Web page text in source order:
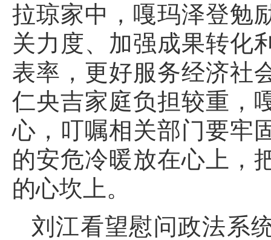
拉琼家中，嘎玛泽登勉
关力度、加强成果转化
表率，更好服务经济社
仁央吉家庭负担较重，
心，叮嘱相关部门要牢
的安危冷暖放在心上，
的心坎上。
刘江看望慰问政法系